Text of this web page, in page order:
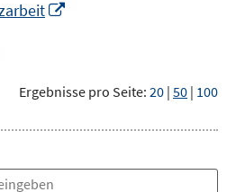
Ergebnisse pro Seite: 20 | 50 | 100